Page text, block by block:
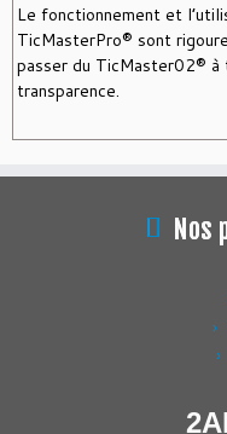
Le fonctionnement et
TicMasterPro® sont
passer du TicMaster02®
transparence.
Nos